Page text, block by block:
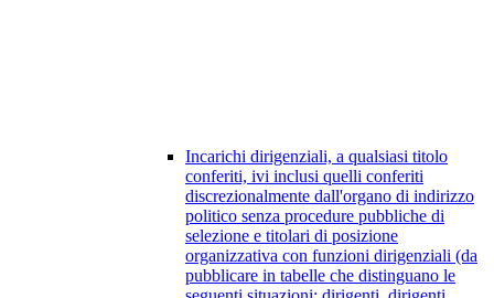
Incarichi dirigenziali, a qualsiasi titolo
conferiti, ivi inclusi quelli conferiti
discrezionalmente dall'organo di indirizzo
politico senza procedure pubbliche di
selezione e titolari di posizione
organizzativa con funzioni dirigenziali (da
pubblicare in tabelle che distinguano le